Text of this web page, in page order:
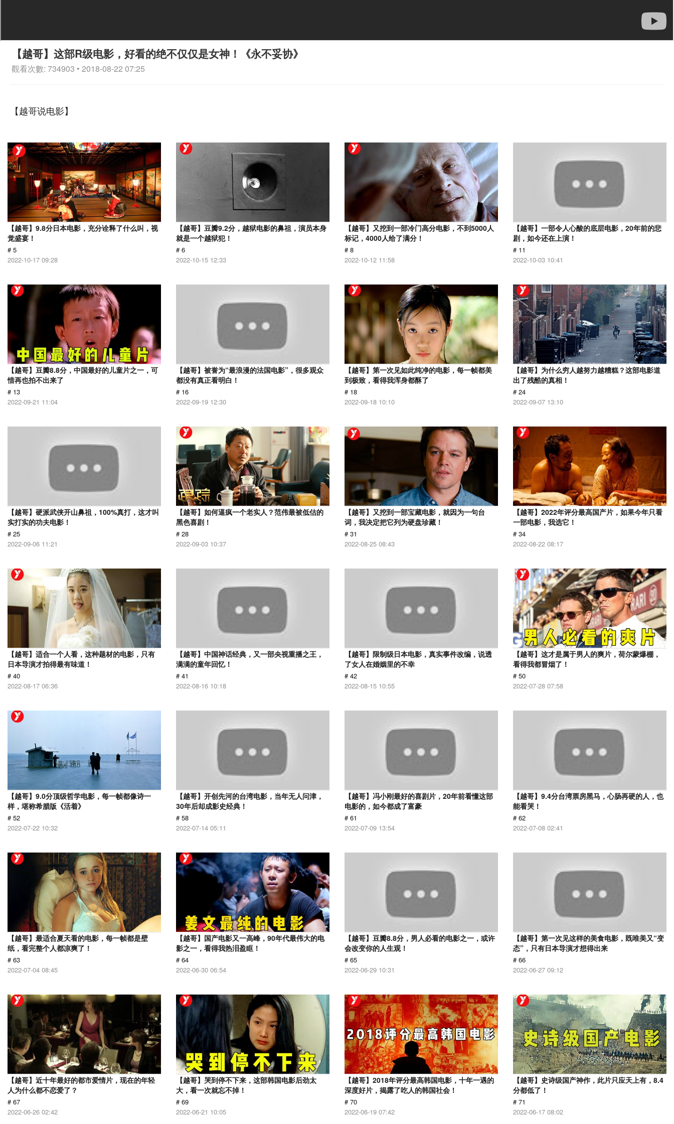
【越哥】这部R级电影，好看的绝不仅仅是女神！《永不妥协》
觀看次數: 734903 • 2018-08-22 07:25
【越哥说电影】
【越哥】9.8分日本电影，充分诠释了什么叫，视
觉盛宴！
# 5
2022-10-17 09:28
【越哥】豆瓣9.2分，越狱电影的鼻祖，演员本身
就是一个越狱犯！
# 6
2022-10-15 12:33
【越哥】又挖到一部冷门高分电影，不到5000人
标记，4000人给了满分！
# 8
2022-10-12 11:58
【越哥】一部令人心酸的底层电影，20年前的悲
剧，如今还在上演！
# 11
2022-10-03 10:41
【越哥】豆瓣8.8分，中国最好的儿童片之一，可
惜再也拍不出来了
# 13
2022-09-21 11:04
【越哥】被誉为“最浪漫的法国电影”，很多观众
都没有真正看明白！
# 16
2022-09-19 12:30
【越哥】第一次见如此纯净的电影，每一帧都美
到极致，看得我浑身都酥了
# 18
2022-09-18 10:10
【越哥】为什么穷人越努力越糟糕？这部电影道
出了残酷的真相！
# 24
2022-09-07 13:10
【越哥】硬派武侠开山鼻祖，100%真打，这才叫
实打实的功夫电影！
# 25
2022-09-06 11:21
【越哥】如何逼疯一个老实人？范伟最被低估的
黑色喜剧！
# 28
2022-09-03 10:37
【越哥】又挖到一部宝藏电影，就因为一句台
词，我决定把它列为硬盘珍藏！
# 31
2022-08-25 08:43
【越哥】2022年评分最高国产片，如果今年只看
一部电影，我选它！
# 34
2022-08-22 08:17
【越哥】适合一个人看，这种题材的电影，只有
日本导演才拍得最有味道！
# 40
2022-08-17 06:36
【越哥】中国神话经典，又一部央视重播之王，
满满的童年回忆！
# 41
2022-08-16 10:18
【越哥】限制级日本电影，真实事件改编，说透
了女人在婚姻里的不幸
# 42
2022-08-15 10:55
【越哥】这才是属于男人的爽片，荷尔蒙爆棚，
看得我都冒烟了！
# 50
2022-07-28 07:58
【越哥】9.0分顶级哲学电影，每一帧都像诗一
样，堪称希腊版《活着》
# 52
2022-07-22 10:32
【越哥】开创先河的台湾电影，当年无人问津，
30年后却成影史经典！
# 58
2022-07-14 05:11
【越哥】冯小刚最好的喜剧片，20年前看懂这部
电影的，如今都成了富豪
# 61
2022-07-09 13:54
【越哥】9.4分台湾票房黑马，心肠再硬的人，也
能看哭！
# 62
2022-07-08 02:41
【越哥】最适合夏天看的电影，每一帧都是壁
纸，看完整个人都凉爽了！
# 63
2022-07-04 08:45
【越哥】国产电影又一高峰，90年代最伟大的电
影之一，看得我热泪盈眶！
# 64
2022-06-30 06:54
【越哥】豆瓣8.8分，男人必看的电影之一，或许
会改变你的人生观！
# 65
2022-06-29 10:31
【越哥】第一次见这样的美食电影，既唯美又“变
态”，只有日本导演才想得出来
# 66
2022-06-27 09:12
【越哥】近十年最好的都市爱情片，现在的年轻
人为什么都不恋爱了？
# 67
2022-06-26 02:42
【越哥】哭到停不下来，这部韩国电影后劲太
大，看一次就忘不掉！
# 69
2022-06-21 10:05
【越哥】2018年评分最高韩国电影，十年一遇的
深度好片，揭露了吃人的韩国社会！
# 70
2022-06-19 07:42
【越哥】史诗级国产神作，此片只应天上有，8.4
分都低了！
# 71
2022-06-17 08:02